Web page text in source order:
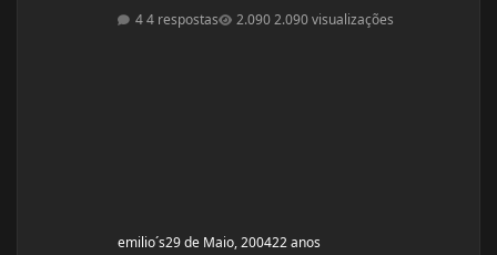
4 respostas
2.090 visualizações
emilio´s29 de Maio, 200422 anos